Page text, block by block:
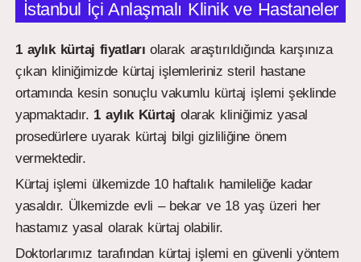
İstanbul İçi Anlaşmalı Klinik ve Hastaneler
1 aylık kürtaj fiyatları olarak araştırıldığında karşınıza
çıkan kliniğimizde kürtaj işlemleriniz steril hastane
ortamında kesin sonuçlu vakumlu kürtaj işlemi şeklinde
yapmaktadır. 1 aylıkKürtaj olarak kliniğimiz yasal
prosedürlere uyarak kürtaj bilgi gizliliğine önem
vermektedir.
Kürtaj işlemi ülkemizde 10 haftalık hamileliğe kadar
yasaldır. Ülkemizde evli – bekar ve 18 yaş üzeri her
hastamız yasal olarak kürtaj olabilir.
Doktorlarımız tarafından kürtaj işlemi en güvenli yöntem